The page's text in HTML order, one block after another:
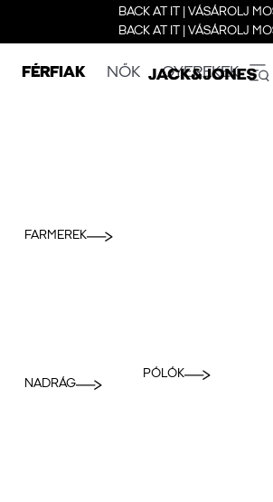
BACK AT IT | VÁSÁROLJ
BACK AT IT | VÁSÁROLJ
FÉRFIAK NŐK GYEREKEK
FARMEREK
NADRÁG
PÓLÓK